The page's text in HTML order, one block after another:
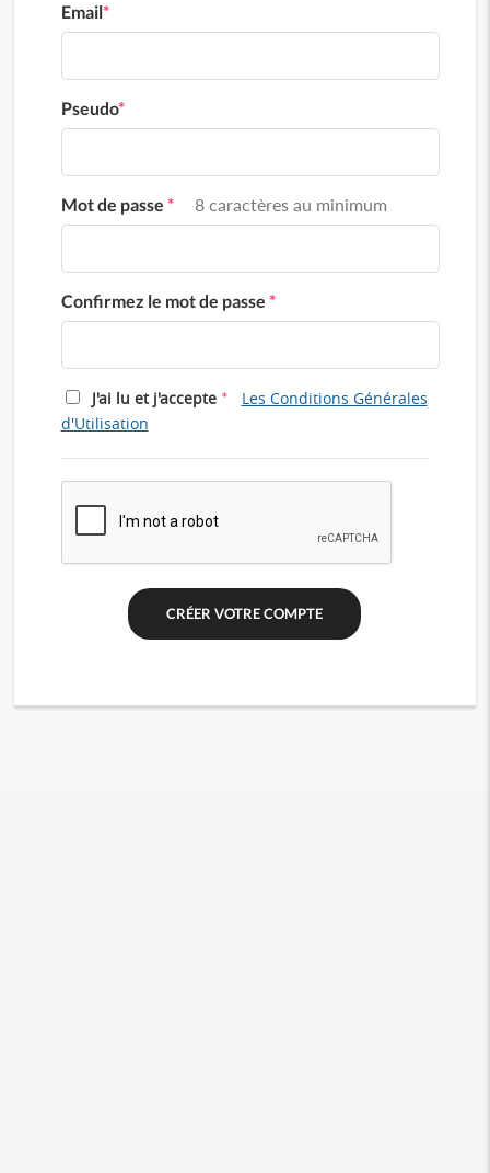
Email*
Pseudo*
Mot de passe * 8 caractères au minimum
Confirmez le mot de passe *
J'ai lu et j'accepte *
Les Conditions Générales
d'Utilisation